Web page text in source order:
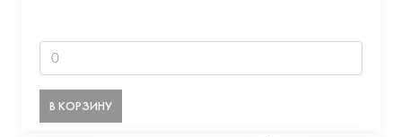
В КОРЗИНУ